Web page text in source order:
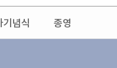
기념식 종영